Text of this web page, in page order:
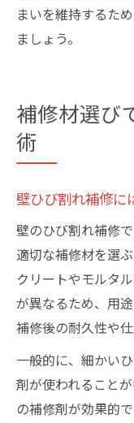
まいを維持するた
ましょう。
補修材選び
術
壁ひび割れ補修に
壁のひび割れ補修
適切な補修材を選
クリートやモルタ
が異なるため、用
補修後の耐久性や
一般的に、細かい
剤が使われること
の補修剤が効果的